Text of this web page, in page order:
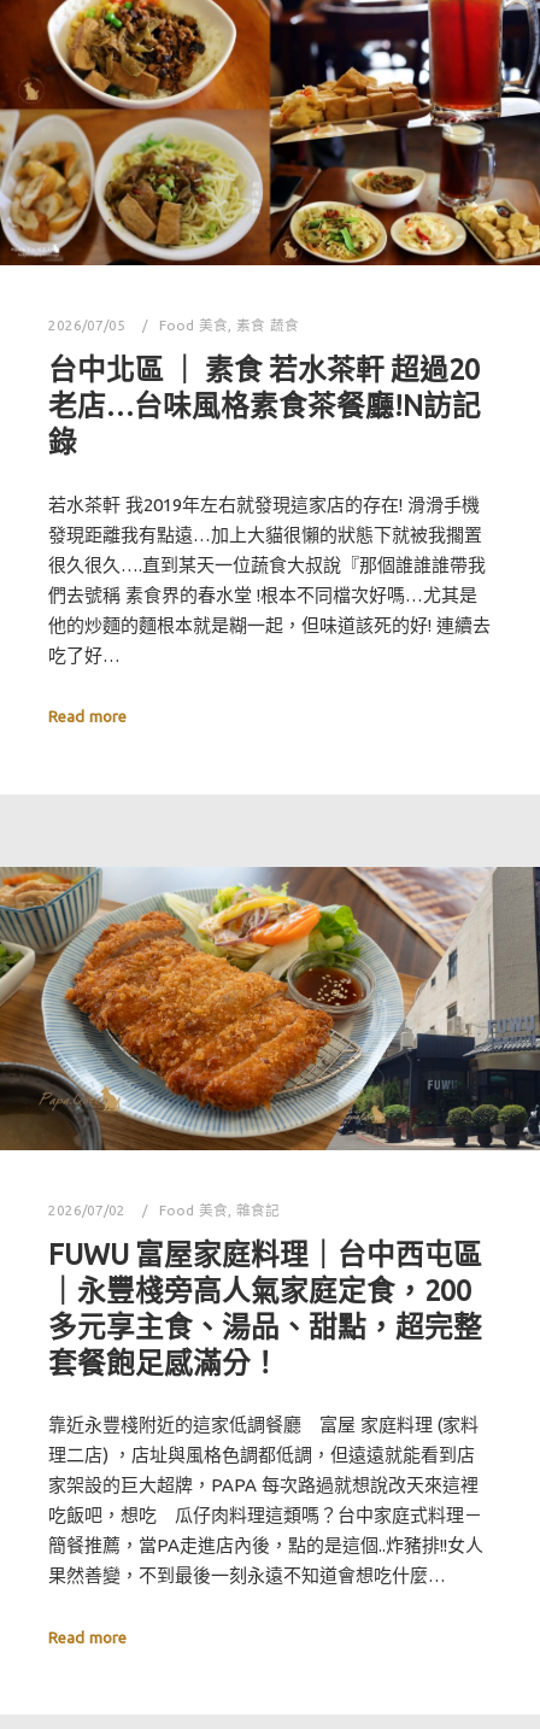
2026/07/05 Food 美食 素食 蔬食
台中北區 ｜ 素食 若水茶軒 超過20
老店…台味風格素食茶餐廳!N訪記
錄
若水茶軒 我2019年左右就發現這家店的存在! 滑滑手機
發現距離我有點遠…加上大貓很懶的狀態下就被我擱置
很久很久….直到某天一位蔬食大叔說『那個誰誰誰帶我
們去號稱 素食界的春水堂 !根本不同檔次好嗎…尤其是
他的炒麵的麵根本就是糊一起，但味道該死的好! 連續去
吃了好…
Read more
2026/07/02 Food 美食 雜食記
FUWU 富屋家庭料理｜台中西屯區
｜永豐棧旁高人氣家庭定食，200
多元享主食、湯品、甜點，超完整
套餐飽足感滿分！
靠近永豐棧附近的這家低調餐廳 富屋 家庭料理 (家料
理二店) ，店址與風格色調都低調，但遠遠就能看到店
家架設的巨大超牌，PAPA 每次路過就想說改天來這裡
吃飯吧，想吃 瓜仔肉料理這類嗎？台中家庭式料理－
簡餐推薦，當PA走進店內後，點的是這個..炸豬排!!女人
果然善變，不到最後一刻永遠不知道會想吃什麼…
Read more